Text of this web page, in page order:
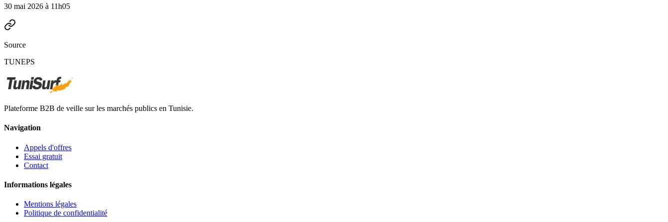
30 mai 2026 à 11h05
Source
TUNEPS
Plateforme B2B de veille sur les marchés publics en Tunisie.
Navigation
Appels d'offres
Essai gratuit
Contact
Informations légales
Mentions légales
Politique de confidentialité